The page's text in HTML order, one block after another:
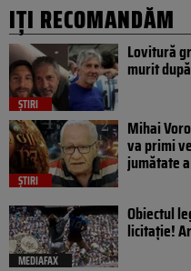
IȚI RECOMANDĂM
ȘTIRI
Lovitură
murit
ȘTIRI
Mihai
va primi
jumătate
MEDIAFAX
Obiectul
licitație!